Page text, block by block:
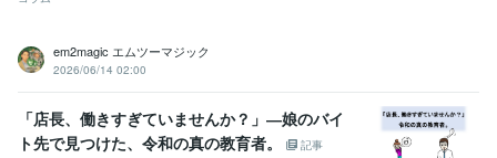
em2magic エムツーマジック
2026/06/14 02:00
「店長、働きすぎていませんか？」―娘のバイ
ト先で見つけた、令和の真の教育者。
記事